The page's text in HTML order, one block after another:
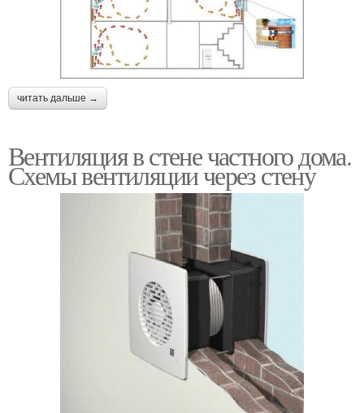
читать дальше →
Вентиляция в стене частного дома.
Схемы вентиляции через стену